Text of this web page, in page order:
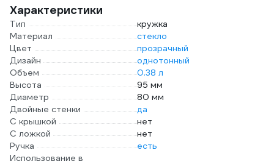
Характеристики
Тип
кружка
Материал
стекло
Цвет
прозрачный
Дизайн
однотонный
Объем
0.38 л
Высота
95 мм
Диаметр
80 мм
Двойные стенки
да
С крышкой
нет
С ложкой
нет
Ручка
есть
Использование в